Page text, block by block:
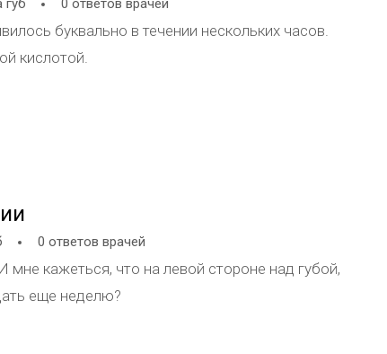
и осядет к году после операции, глаз встанет на
что это подкожные рубцы и малярная жировая ткань,
пожалуйста, есть ли какие-то послеоперационные
все пройдет само, все-таки времени прошло
губ 0 ответов врачей
буквально в течении нескольких часов.
кислотой.
0 ответов врачей
кажеться, что на левой стороне над губой,
еще неделю?